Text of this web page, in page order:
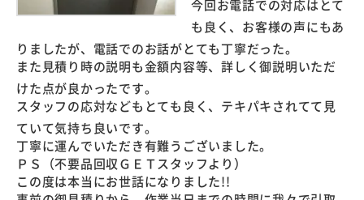
今回お電話での対応はとて
も良く、お客様の声にもあ
りましたが、電話でのお話がとても丁寧だった。
また見積り時の説明も金額内容等、詳しく御説明いただ
けた点が良かったです。
スタッフの応対などもとても良く、テキパキされてて見
ていて気持ち良いです。
丁寧に運んでいただき有難うございました。
ＰＳ（不要品回収ＧＥＴスタッフより）
この度は本当にお世話になりました!!